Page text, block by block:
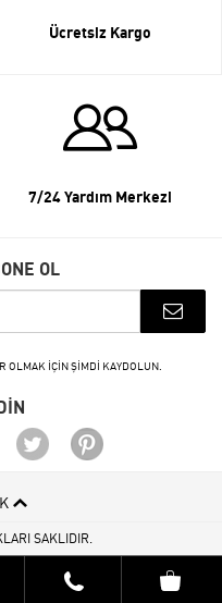
Ücretsiz Kargo
7/24 Yardım Merkezi
OL
OLMAK İÇİN ŞİMDİ KAYDOLUN.
SAKLIDIR.